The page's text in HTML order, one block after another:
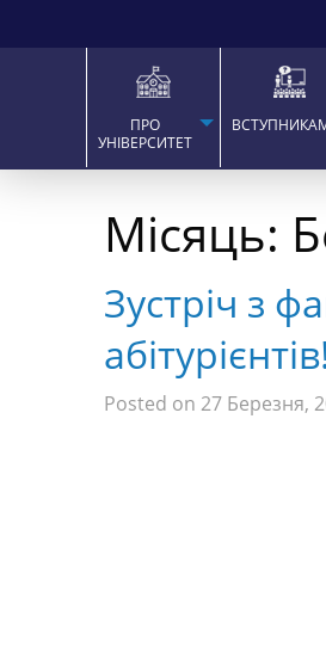
ПРО
УНІВЕРСИТЕТ
Місяць:
Зустріч з
абітурієнтів!
Posted on 27 Березня,